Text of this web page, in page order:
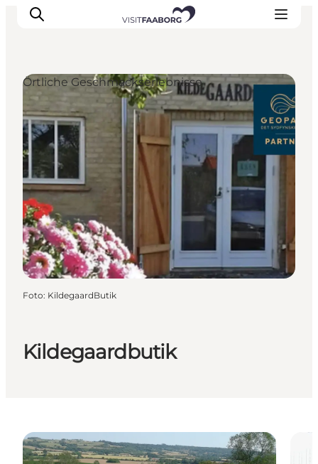
Unterkünfte
Gastronomie
Erlebnisse
Inselhüpfen
Outdoor
Kalender
Kildegaardbutik
Örtliche Geschmackserlebnisse
Foto: KildegaardButik